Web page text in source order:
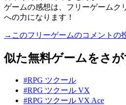
ゲームの感想は、フリーゲームク
への力になります！
→このフリーゲームのコメントの
似た無料ゲームをさが
#RPG ツクール
#RPG ツクール VX
#RPG ツクール VX Ace